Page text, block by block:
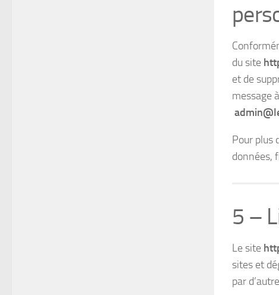
du site
et de
message
Pour plus
données,
5 –
Le site
sites et
par